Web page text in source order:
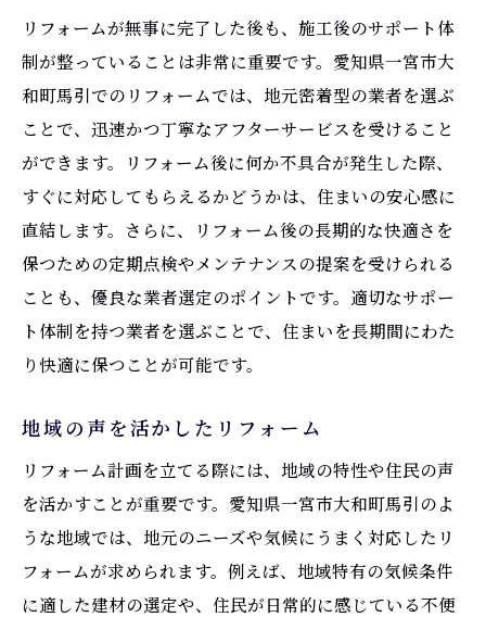
リフォームが無事に完了した後も、施工後のサポート体
制が整っていることは非常に重要です。愛知県一宮市大
和町馬引でのリフォームでは、地元密着型の業者を選ぶ
ことで、迅速かつ丁寧なアフターサービスを受けること
ができます。リフォーム後に何か不具合が発生した際、
すぐに対応してもらえるかどうかは、住まいの安心感に
直結します。さらに、リフォーム後の長期的な快適さを
保つための定期点検やメンテナンスの提案を受けられる
ことも、優良な業者選定のポイントです。適切なサポー
ト体制を持つ業者を選ぶことで、住まいを長期間にわた
り快適に保つことが可能です。
地域の声を活かしたリフォーム
リフォーム計画を立てる際には、地域の特性や住民の声
を活かすことが重要です。愛知県一宮市大和町馬引のよ
うな地域では、地元のニーズや気候にうまく対応したリ
フォームが求められます。例えば、地域特有の気候条件
に適した建材の選定や、住民が日常的に感じている不便